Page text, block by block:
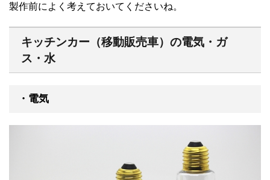
製作前によく考えておいてくださいね。
キッチンカー（移動販売車）の電気・ガ
ス・水
・電気